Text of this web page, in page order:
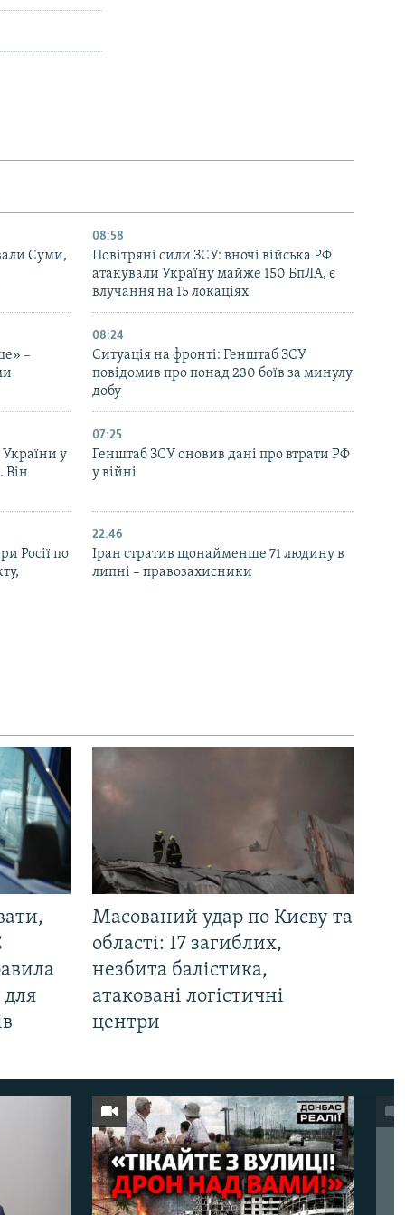
Суми,
08:58
Повітряні сили ЗСУ: вночі війська РФ
атакували Україну майже 150 БпЛА, є
влучання на 15 локаціях
–
08:24
Ситуація на фронті: Генштаб ЗСУ
повідомив про понад 230 боїв за минулу
добу
у
Він
07:25
Генштаб ЗСУ оновив дані про втрати РФ
у війні
Росії по
22:46
Іран стратив щонайменше 71 людину в
липні – правозахисники
для
Масований удар по Києву та
області: 17 загиблих,
незбита балістика,
атаковані логістичні
центри